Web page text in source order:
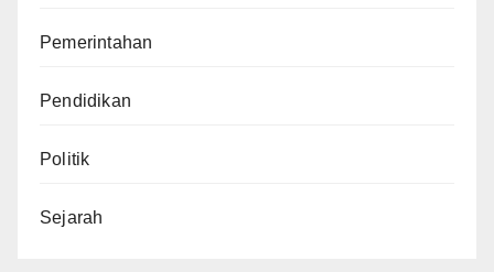
Pemerintahan
Pendidikan
Politik
Sejarah